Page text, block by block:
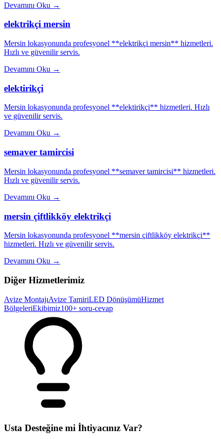
Devamını Oku →
elektrikçi mersin
Mersin lokasyonunda profesyonel **elektrikçi mersin** hizmetleri.
Hızlı ve güvenilir servis.
Devamını Oku →
elektirikçi
Mersin lokasyonunda profesyonel **elektirikçi** hizmetleri. Hızlı
ve güvenilir servis.
Devamını Oku →
semaver tamircisi
Mersin lokasyonunda profesyonel **semaver tamircisi** hizmetleri.
Hızlı ve güvenilir servis.
Devamını Oku →
mersin çiftlikköy elektrikçi
Mersin lokasyonunda profesyonel **mersin çiftlikköy elektrikçi**
hizmetleri. Hızlı ve güvenilir servis.
Devamını Oku →
Diğer Hizmetlerimiz
Avize MontajıAvize TamiriLED DönüşümüHizmet
BölgeleriEkibimiz100+ soru-cevap
Usta Desteğine mi İhtiyacınız Var?